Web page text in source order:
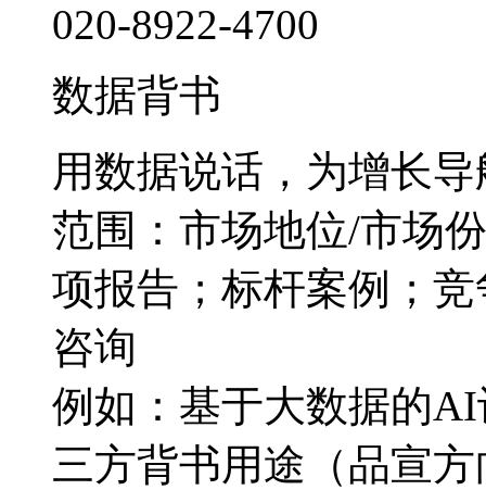
020-8922-4700
数据背书
用数据说话，为增长导
范围：市场地位/市场
项报告；标杆案例；
咨询
例如：基于大数据的
三方背书用途（品宣